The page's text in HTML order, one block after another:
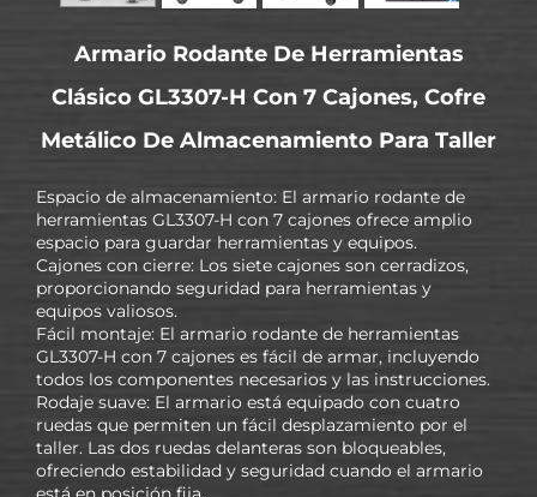
Armario Rodante De Herramientas
Clásico GL3307-H Con 7 Cajones, Cofre
Metálico De Almacenamiento Para Taller
Espacio de almacenamiento: El armario rodante de
herramientas GL3307-H con 7 cajones ofrece amplio
espacio para guardar herramientas y equipos.
Cajones con cierre: Los siete cajones son cerradizos,
proporcionando seguridad para herramientas y
equipos valiosos.
Fácil montaje: El armario rodante de herramientas
GL3307-H con 7 cajones es fácil de armar, incluyendo
todos los componentes necesarios y las instrucciones.
Rodaje suave: El armario está equipado con cuatro
ruedas que permiten un fácil desplazamiento por el
taller. Las dos ruedas delanteras son bloqueables,
ofreciendo estabilidad y seguridad cuando el armario